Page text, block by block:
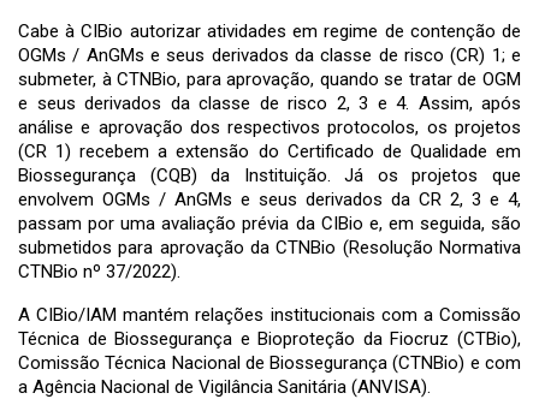
Cabe à CIBio autorizar atividades em regime de contenção de
OGMs / AnGMs e seus derivados da classe de risco (CR) 1; e
submeter, à CTNBio, para aprovação, quando se tratar de OGM
e seus derivados da classe de risco 2, 3 e 4. Assim, após
análise e aprovação dos respectivos protocolos, os projetos
(CR 1) recebem a extensão do Certificado de Qualidade em
Biossegurança (CQB) da Instituição. Já os projetos que
envolvem OGMs / AnGMs e seus derivados da CR 2, 3 e 4,
passam por uma avaliação prévia da CIBio e, em seguida, são
submetidos para aprovação da CTNBio (Resolução Normativa
CTNBio nº 37/2022).
A CIBio/IAM mantém relações institucionais com a Comissão
Técnica de Biossegurança e Bioproteção da Fiocruz (CTBio),
Comissão Técnica Nacional de Biossegurança (CTNBio) e com
a Agência Nacional de Vigilância Sanitária (ANVISA).